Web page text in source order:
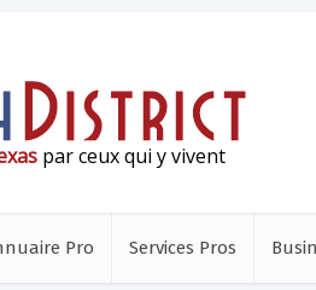
par ceux qui y vivent
Pro Services Pros